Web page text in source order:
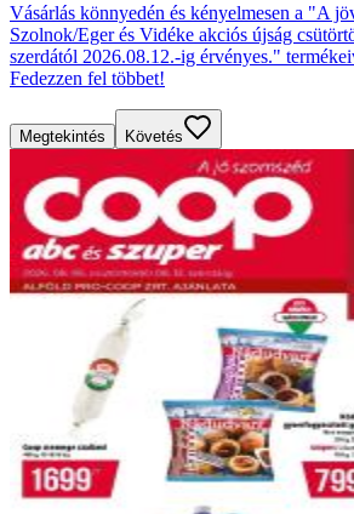
Vásárlás könnyedén és kényelmesen a "A
Szolnok/Eger és Vidéke akciós újság
szerdától 2026.08.12.-ig érvényes."
Fedezzen fel többet!
Megtekintés Követés